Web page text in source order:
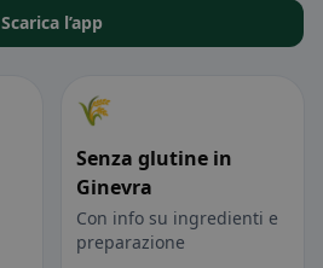
Scarica l’app
🌾
Senza glutine in
Ginevra
Con info su ingredienti e
preparazione